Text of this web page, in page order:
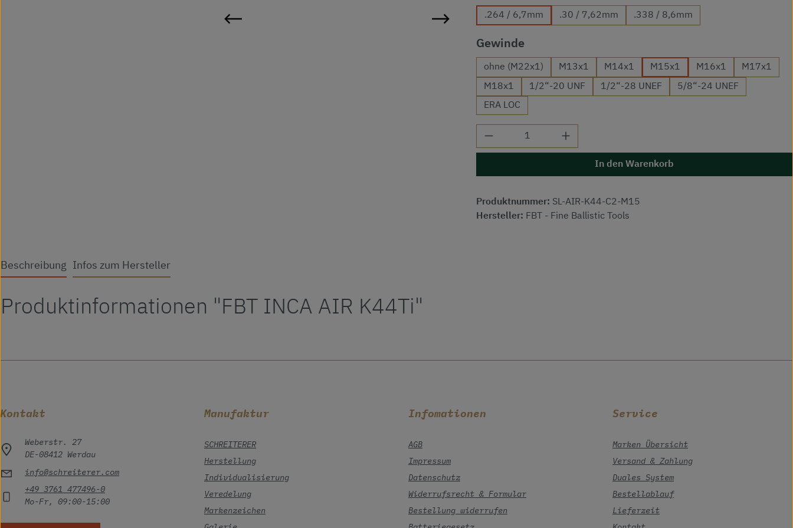
.264 / 6,7mm .30 / 7,62mm .338 / 8,6mm
Gewindeauswählen
ohne (M22x1) M13x1 M14x1 M15x1 M16x1 M17x1
M18x1 1/2“-20 UNF 1/2“-28 UNEF
5/8“-24 UNEF
ERA LOC
Produkt Anzahl: Gib den gewünschten Wert ein
In den Warenkorb
Produktnummer: SL-AIR-K44-C2-M15
Hersteller: FBT - Fine Ballistic Tools
Beschreibung Infos zum Hersteller
Produktinformationen "FBT INCA AIR K44Ti"
Kontakt
Weberstr. 27
DE-08412 Werdau
info@schreiterer.com
+49 3761 477496-0
Mo-Fr, 09:00-15:00
Manufaktur
SCHREITERER
Herstellung
Individualisierung
Veredelung
Markenzeichen
Infomationen
AGB
Impressum
Datenschutz
Widerrufsrecht & Formular
Bestellung widerrufen
Service
Marken Übersicht
Versand & Zahlung
Duales System
Bestellablauf
Lieferzeit